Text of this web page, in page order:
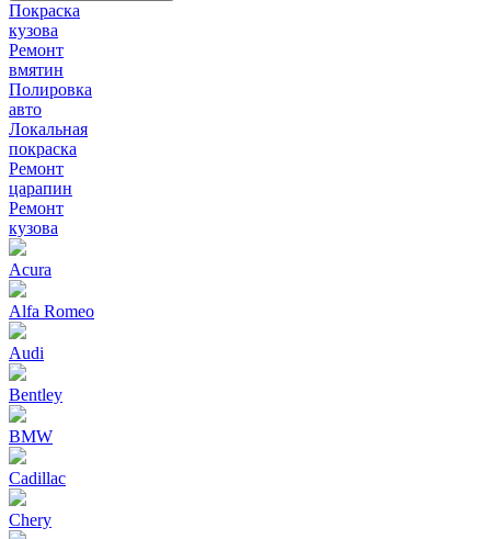
Покраска
кузова
Ремонт
вмятин
Полировка
авто
Локальная
покраска
Ремонт
царапин
Ремонт
кузова
Acura
Alfa Romeo
Audi
Bentley
BMW
Cadillac
Chery